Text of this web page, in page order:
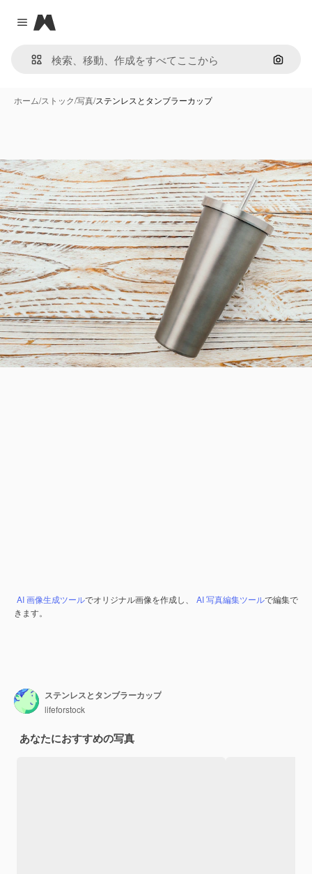
Close menu
Magnific
画像で
ホーム/ストック/写真/ステンレスとタンブラーカップ
AI 画像生成ツールでオリジナル画像を作成し、 AI 写真編集ツールで編集で
きます。
ステンレスとタンブラーカップ
lifeforstock
あなたにおすすめの写真